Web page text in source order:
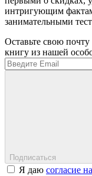
интригующим
занимательными
Оставьте свою
книгу из нашей
Подписаться
Я даю согласие